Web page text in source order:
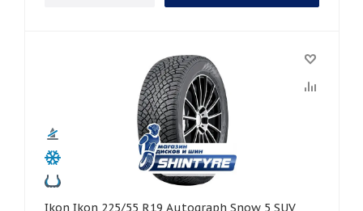
Ikon Ikon 225/55 R19 Autograph Snow 5 SUV